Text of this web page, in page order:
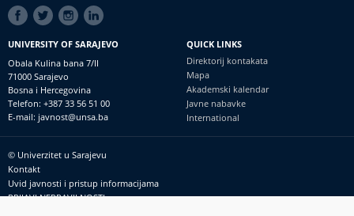
SOCIAL
LINKS
UNIVERSITY OF SARAJEVO
Obala Kulina bana 7/II
71000 Sarajevo
Bosna i Hercegovina
Telefon: +387 33 56 51 00
E-mail: javnost@unsa.ba
QUICK LINKS
Direktorij kontakata
Mapa
Akademski kalendar
Javne nabavke
International
Footer
meni
© Univerzitet u Sarajevu
Kontakt
Uvid javnosti i pristup informacijama
PRIJAVI NEPRAVILNOSTI